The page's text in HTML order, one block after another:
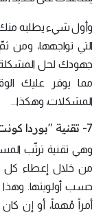
وأول شيء يطلبه منك
التي تواجهها، ومن
جهودك لحل المشكلة
مما يوفر عليك
المشكلات، وهكذا...
7- تقنية "بوردا كونت" المُعدّلة:
وهي تقنية ترتّب
من خلال إعطاء كل
حسب أولويتها. وهذا
أمراً مُهماً، أو إن